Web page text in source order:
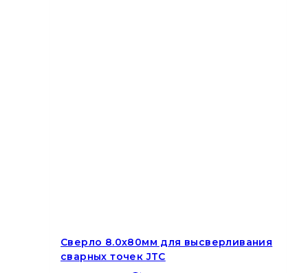
Сверло 8.0х80мм для высверливания
сварных точек JTC